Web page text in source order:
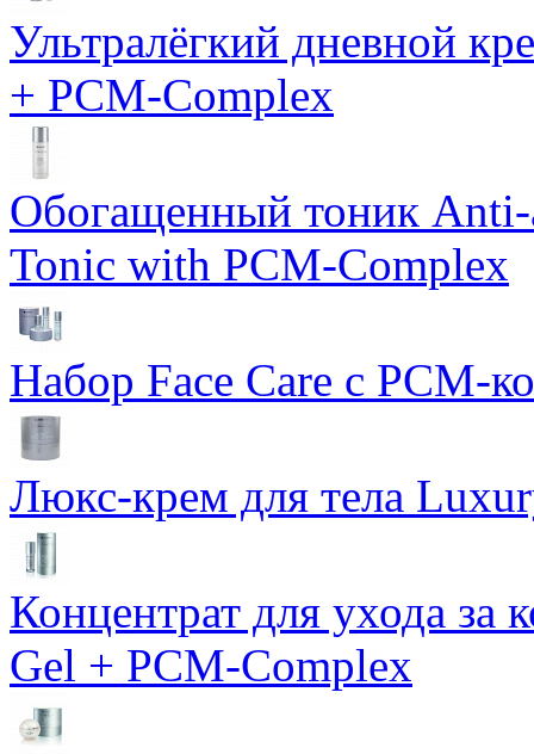
Ультралёгкий дневной
+ PCM-Complex
Обогащенный тоник Anti-
Tonic with PCM-Complex
Набор Face Care с PCM-
Люкс-крем для тела
Концентрат для ухода за
Gel + PCM-Complex